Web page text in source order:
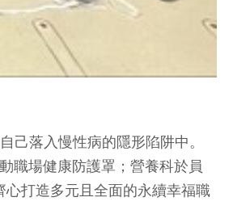
己落入慢性病的隱形陷阱中。
職場健康防護罩；營養科於員
打造多元且全面的永續幸福職